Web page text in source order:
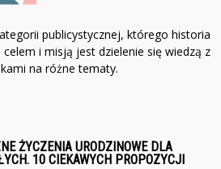
publicystycznej, którego historia
i misją jest dzielenie się wiedzą z
na różne tematy.
ŻYCZENIA URODZINOWE DLA
10 CIEKAWYCH PROPOZYCJI